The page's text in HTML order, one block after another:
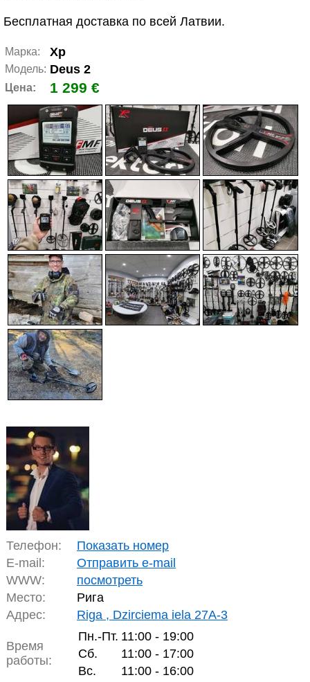
Бесплатная доставка по всей Латвии.
Марка: Xp
Модель: Deus 2
Цена: 1 299 €
Телефон:
Показать номер
E-mail:
Отправить e-mail
WWW:
посмотреть
Место:
Рига
Адрес:
Riga , Dzirciema iela 27A-3
Время
работы:
Пн.-Пт. 11:00 - 19:00
Сб.
11:00 - 17:00
Вс.
11:00 - 16:00